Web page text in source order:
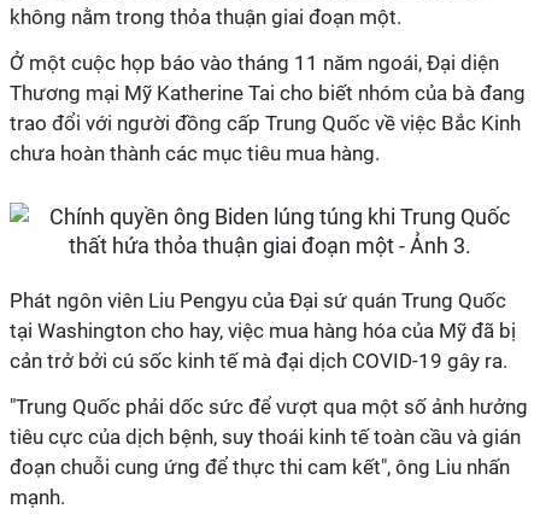
không nằm trong thỏa thuận giai đoạn một.
Ở một cuộc họp báo vào tháng 11 năm ngoái, Đại diện
Thương mại Mỹ Katherine Tai cho biết nhóm của bà đang
trao đổi với người đồng cấp Trung Quốc về việc Bắc Kinh
chưa hoàn thành các mục tiêu mua hàng.
Phát ngôn viên Liu Pengyu của Đại sứ quán Trung Quốc
tại Washington cho hay, việc mua hàng hóa của Mỹ đã bị
cản trở bởi cú sốc kinh tế mà đại dịch COVID-19 gây ra.
"Trung Quốc phải dốc sức để vượt qua một số ảnh hưởng
tiêu cực của dịch bệnh, suy thoái kinh tế toàn cầu và gián
đoạn chuỗi cung ứng để thực thi cam kết", ông Liu nhấn
mạnh.